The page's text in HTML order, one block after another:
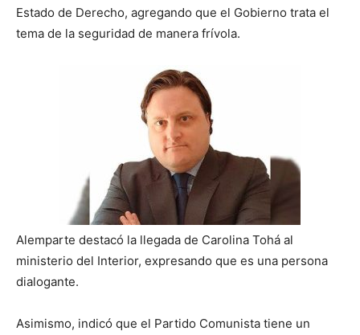
Estado de Derecho, agregando que el Gobierno trata el
tema de la seguridad de manera frívola.
Alemparte destacó la llegada de Carolina Tohá al
ministerio del Interior, expresando que es una persona
dialogante.
Asimismo, indicó que el Partido Comunista tiene un